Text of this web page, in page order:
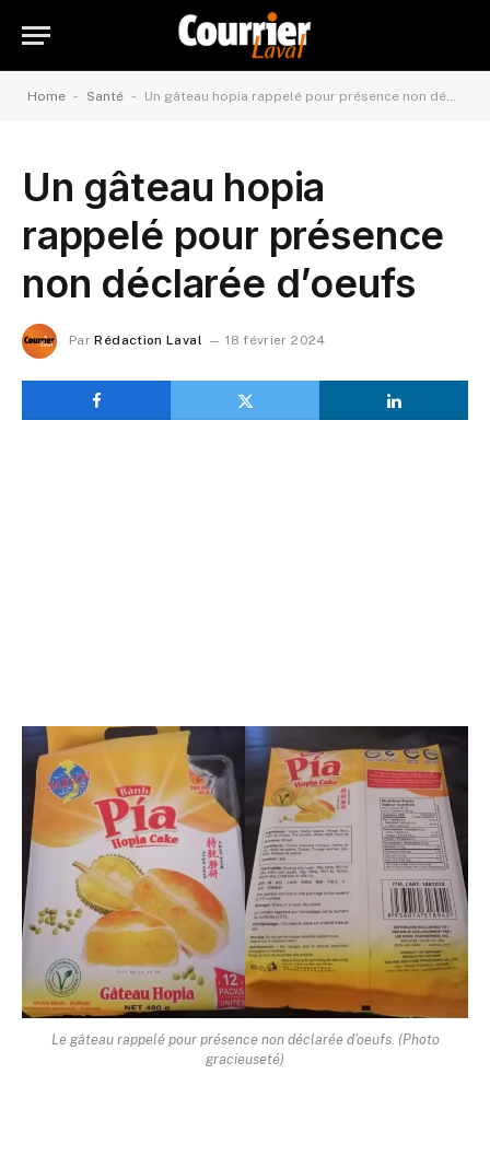
Home - Santé - Un gâteau hopia rappelé pour présence non déclarée d’oeufs
Un gâteau hopia
rappelé pour présence
non déclarée d’oeufs
Par Rédaction Laval 18 février 2024
Le gâteau rappelé pour présence non déclarée d'oeufs. (Photo
gracieuseté)